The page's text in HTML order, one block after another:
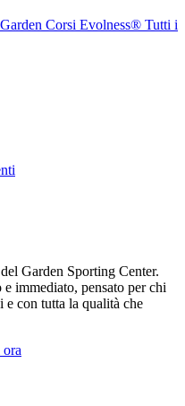
Corsi Evolness® Tutti i
Garden Sporting Center.
immediato, pensato per chi
e con tutta la qualità che
ora